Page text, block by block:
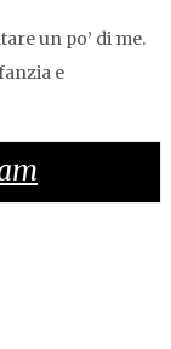
un po’ di me.
e